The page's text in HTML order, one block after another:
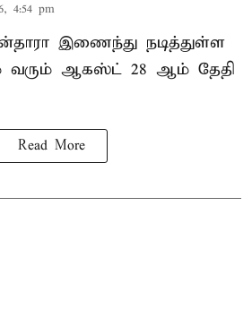
4:54 pm
இணைந்து நடித்துள்ள
வரும் ஆகஸ்ட் 28 ஆம் தேதி
Read More